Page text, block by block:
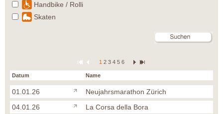
Handbike / Rolli
Skaten
1 2 3 4 5 6
Datum Name
01.01.26
Neujahrsmarathon Zürich
04.01.26
La Corsa della Bora